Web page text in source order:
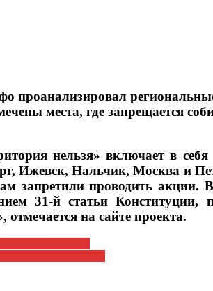
проанализировал
места, где запрещается
нельзя» включает в
Ижевск, Нальчик, Москва и
запретили проводить
31-й статьи
на сайте проекта.